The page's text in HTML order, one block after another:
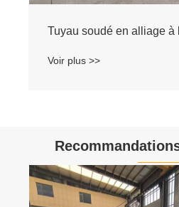
Tuyau soudé en alliage à
Voir plus >>